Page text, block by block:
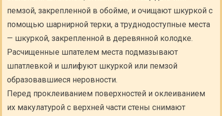
пемзой, закрепленной в обойме, и очищают шкуркой с
помощью шарнирной терки, а труднодоступные места
— шкуркой, закрепленной в деревянной колодке.
Расчищенные шпателем места подмазывают
шпатлевкой и шлифуют шкуркой или пемзой
образовавшиеся неровности.
Перед проклеиванием поверхностей и оклеиванием
их макулатурой с верхней части стены снимают